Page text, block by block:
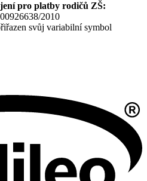
pro platby rodičů ZŠ:
2010
svůj variabilní symbol